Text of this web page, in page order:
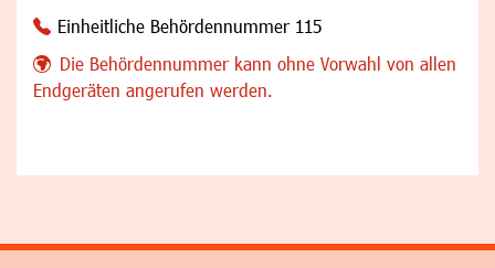
Einheitliche Behördennummer 115
Die Behördennummer kann ohne Vorwahl von allen
Endgeräten angerufen werden.